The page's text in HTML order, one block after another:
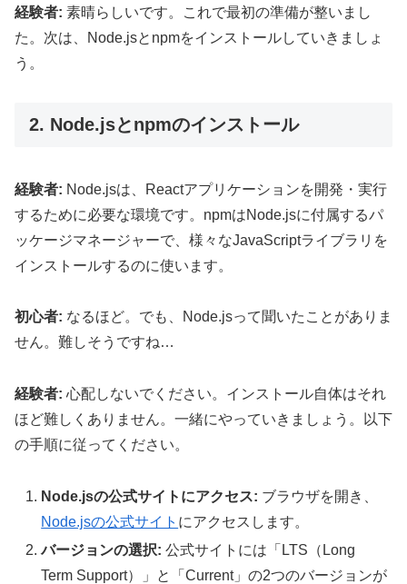
経験者: 素晴らしいです。これで最初の準備が整いまし
た。次は、Node.jsとnpmをインストールしていきましょ
う。
2. Node.jsとnpmのインストール
経験者: Node.jsは、Reactアプリケーションを開発・実行
するために必要な環境です。npmはNode.jsに付属するパ
ッケージマネージャーで、様々なJavaScriptライブラリを
インストールするのに使います。
初心者: なるほど。でも、Node.jsって聞いたことがありま
せん。難しそうですね…
経験者: 心配しないでください。インストール自体はそれ
ほど難しくありません。一緒にやっていきましょう。以下
の手順に従ってください。
Node.jsの公式サイトにアクセス: ブラウザを開き、
Node.jsの公式サイト にアクセスします。
バージョンの選択: 公式サイトには「LTS（Long
Term Support）」と「Current」の2つのバージョンが